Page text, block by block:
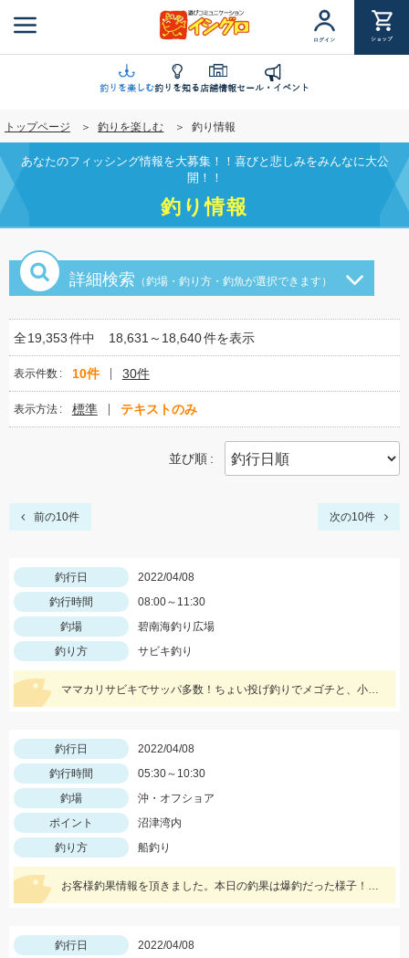
ン
に
移
動
ログイン ショップ
釣りを楽しむ釣りを知る店舗情報セール・イベント
トップページ 釣りを楽しむ 釣り情報
あなたのフィッシング情報を大募集！！喜びと悲しみをみんなに大公
開！！
釣り情報
詳細検索 （釣場・釣り方・釣魚が選択できます）
全19,353件中 18,631～18,640件を表示
表示件数 10件 30件
表示方法 標準 テキストのみ
並び順
前の10件 次の10件
釣行日
2022/04/08
釣行時間
08:00～11:30
釣場
碧南海釣り広場
釣り方
サビキ釣り
ママカリサビキでサッパ多数！ちょい投げ釣りでメゴチと、小さいハゼも釣れました！針は小さめがオススメ！
釣行日
2022/04/08
釣行時間
05:30～10:30
釣場
沖・オフショア
ポイント
沼津湾内
釣り方
船釣り
お客様釣果情報を頂きました。本日の釣果は爆釣だった様子！船中20匹前後の釣果！ハリスは4号10～12ｍ針はチヌ針3号。夜光玉はひかり玉レッドの2号です。
釣行日
2022/04/08